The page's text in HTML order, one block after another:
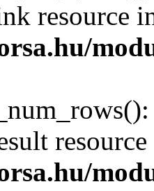
resource